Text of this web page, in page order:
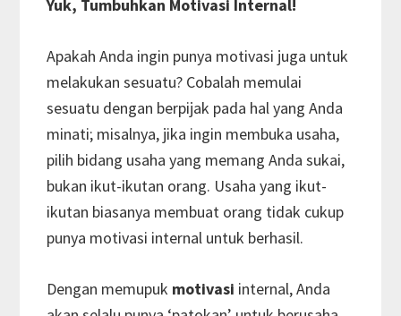
Yuk, Tumbuhkan Motivasi Internal!
Apakah Anda ingin punya motivasi juga untuk
melakukan sesuatu? Cobalah memulai
sesuatu dengan berpijak pada hal yang Anda
minati; misalnya, jika ingin membuka usaha,
pilih bidang usaha yang memang Anda sukai,
bukan ikut-ikutan orang. Usaha yang ikut-
ikutan biasanya membuat orang tidak cukup
punya motivasi internal untuk berhasil.
Dengan memupuk motivasi internal, Anda